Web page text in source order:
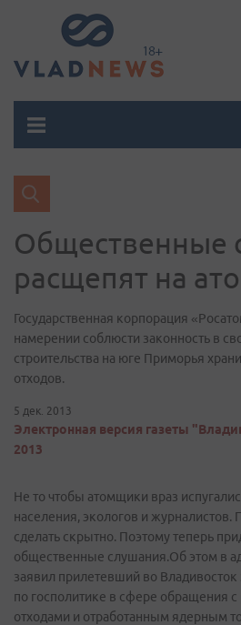
Общественные
расщепят на
Государственная корпорация
намерении соблюсти законность в
строительства на юге Приморья
отходов.
5 дек. 2013
Электронная версия газеты
2013
Не то чтобы атомщики враз
населения, экологов и журналистов.
сделать скрытно. Поэтому теперь
общественные слушания.Об этом в
заявил прилетевший во Владивосток
по госполитике в сфере обращения
отходами и отработанным ядерным